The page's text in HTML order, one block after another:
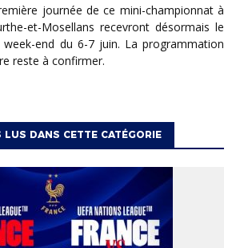
et-Mosellans recevront désormais le
week-end du 6-7 juin. La programmation
reste à confirmer.
DANS CETTE CATÉGORIE